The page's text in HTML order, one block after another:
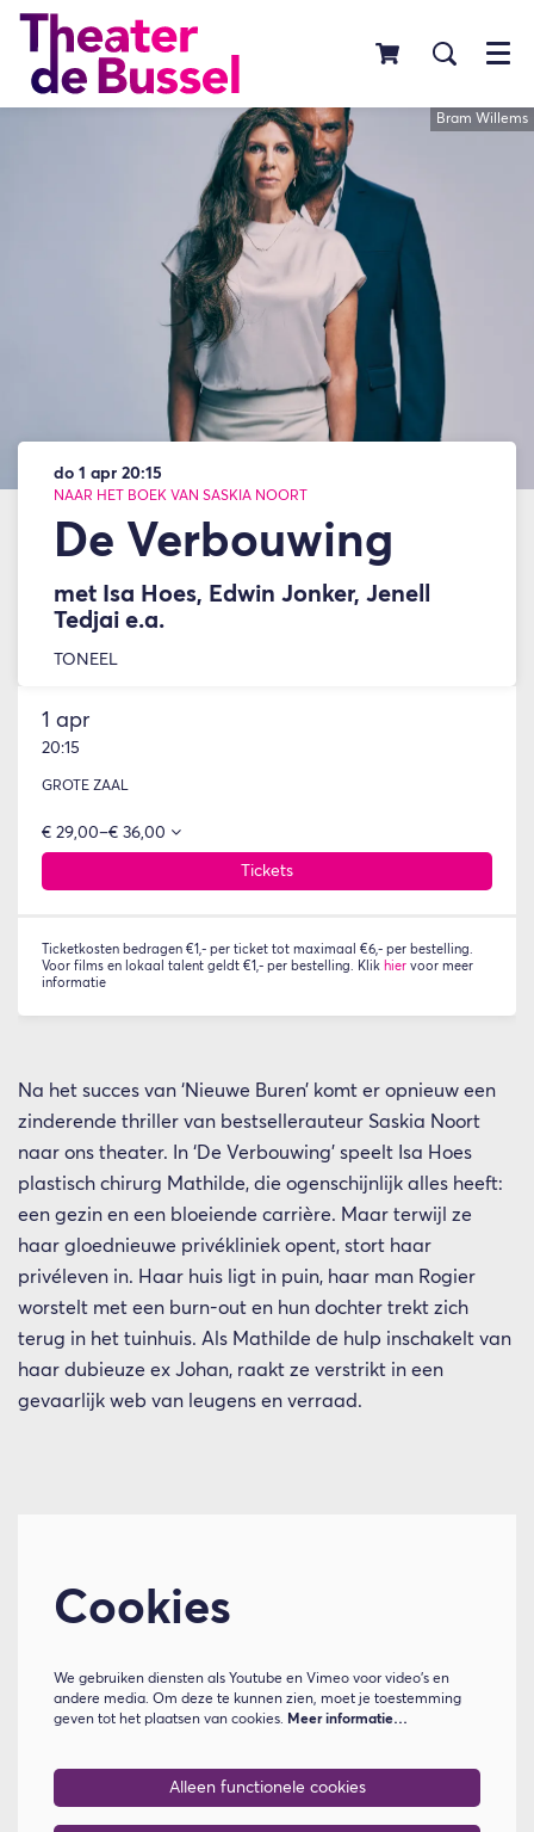
Menu
Bram Willems
De Verbouwing
met Isa Hoes, Edwin Jonker, Jenell
Tedjai e.a.
NAAR HET BOEK VAN SASKIA NOORT
do 1 apr 20:15
TONEEL
1 apr
20:15
GROTE ZAAL
€ 29,00–€ 36,00
Tickets
Ticketkosten bedragen €1,- per ticket tot maximaal €6,- per bestelling.
Voor films en lokaal talent geldt €1,- per bestelling. Klik hier voor meer
informatie
Na het succes van ‘Nieuwe Buren’ komt er opnieuw een
zinderende thriller van bestsellerauteur Saskia Noort
naar ons theater. In ‘De Verbouwing’ speelt Isa Hoes
plastisch chirurg Mathilde, die ogenschijnlijk alles heeft:
een gezin en een bloeiende carrière. Maar terwijl ze
haar gloednieuwe privékliniek opent, stort haar
privéleven in. Haar huis ligt in puin, haar man Rogier
worstelt met een burn-out en hun dochter trekt zich
terug in het tuinhuis. Als Mathilde de hulp inschakelt van
haar dubieuze ex Johan, raakt ze verstrikt in een
gevaarlijk web van leugens en verraad.
Cookies
We gebruiken diensten als Youtube en Vimeo voor video's en
andere media. Om deze te kunnen zien, moet je toestemming
geven tot het plaatsen van cookies. Meer informatie…
Alleen functionele cookies